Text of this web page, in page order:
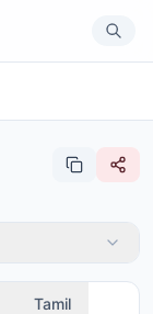
Tamil